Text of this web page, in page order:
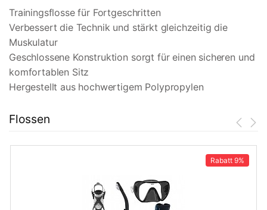
Trainingsflosse für Fortgeschritten
Verbessert die Technik und stärkt gleichzeitig die
Muskulatur
Geschlossene Konstruktion sorgt für einen sicheren und
komfortablen Sitz
Hergestellt aus hochwertigem Polypropylen
Flossen
Rabatt 9%